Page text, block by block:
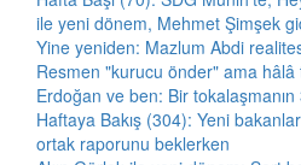
ile yeni dönem, Mehmet Şimşek
Yine yeniden: Mazlum Abdi
Resmen "kurucu önder" ama hâlâ
Erdoğan ve ben: Bir tokalaşmanın
Haftaya Bakış (304): Yeni
ortak raporunu beklerken